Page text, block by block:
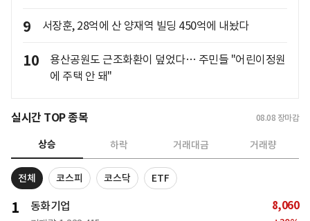
9 서장훈, 28억에 산 양재역 빌딩 450억에 내놨다
10
용산공원도 근조화환이 덮었다… 주민들 "어린이정원
에 주택 안 돼"
실시간 TOP 종목 08.08 장마감
상승 하락 거래대금 거래량
전체 코스피 코스닥 ETF
1 동화기업 8,060